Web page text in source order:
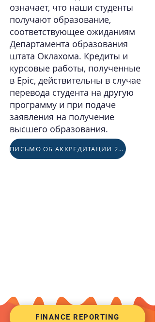
означает, что наши студенты
получают образование,
соответствующее ожиданиям
Департамента образования
штата Оклахома. Кредиты и
курсовые работы, полученные
в Epic, действительны в случае
перевода студента на другую
программу и при подаче
заявления на получение
высшего образования.
ПИСЬМО ОБ АККРЕДИТАЦИИ 25-26
FINANCE REPORTING